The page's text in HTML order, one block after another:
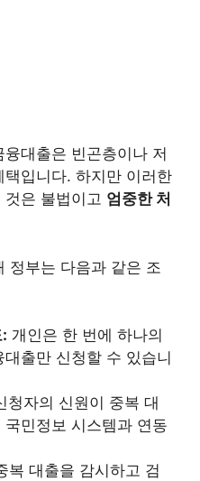
대출은 빈곤층이나 저
입니다. 하지만 이러한
은 불법이고 엄중한 처
정부는 다음과 같은 조
개인은 한 번에 하나의
출만 신청할 수 있습니
청자의 신원이 중복 대
민정보 시스템과 연동
복 대출을 감시하고 검